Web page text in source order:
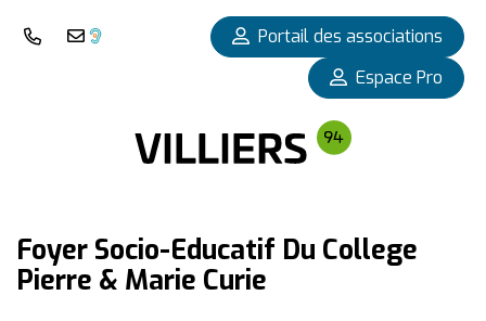
Nous téléphoner
Nous contacter
Portail des associations
Espace Pro
Foyer Socio-Educatif Du College
Pierre & Marie Curie